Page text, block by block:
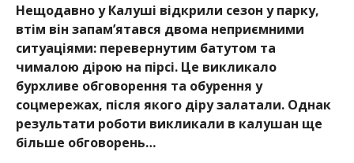
Нещодавно у Калуші відкрили сезон у парку,
втім він запам’ятався двома неприємними
ситуаціями: перевернутим батутом та
чималою дірою на пірсі. Це викликало
бурхливе обговорення та обурення у
соцмережах, після якого діру залатали. Однак
результати роботи викликали в калушан ще
більше обговорень…